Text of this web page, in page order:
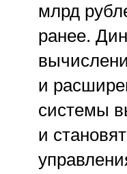
млрд
ранее.
и
системы
и